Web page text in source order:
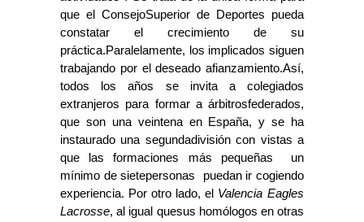
que el ConsejoSuperior de Deportes pueda
constatar el crecimiento de su
práctica.Paralelamente, los implicados siguen
trabajando por el deseado afianzamiento.Así,
todos los años se invita a colegiados
extranjeros para formar a árbitrosfederados,
que son una veintena en España, y se ha
instaurado una segundadivisión con vistas a
que las formaciones más pequeñas  un
mínimo de sietepersonas  puedan ir cogiendo
experiencia. Por otro lado, el Valencia Eagles
Lacrosse, al igual quesus homólogos en otras